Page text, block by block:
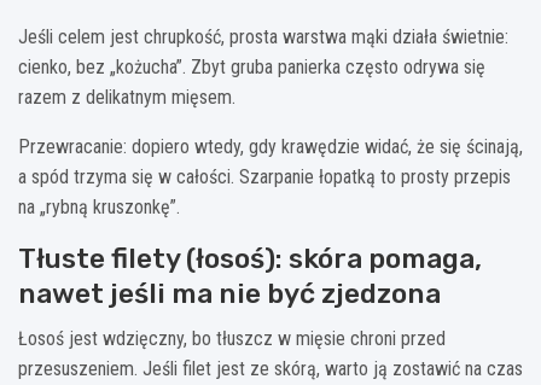
Jeśli celem jest chrupkość, prosta warstwa mąki działa świetnie:
cienko, bez „kożucha”. Zbyt gruba panierka często odrywa się
razem z delikatnym mięsem.
Przewracanie: dopiero wtedy, gdy krawędzie widać, że się ścinają,
a spód trzyma się w całości. Szarpanie łopatką to prosty przepis
na „rybną kruszonkę”.
Tłuste filety (łosoś): skóra pomaga,
nawet jeśli ma nie być zjedzona
Łosoś jest wdzięczny, bo tłuszcz w mięsie chroni przed
przesuszeniem. Jeśli filet jest ze skórą, warto ją zostawić na czas